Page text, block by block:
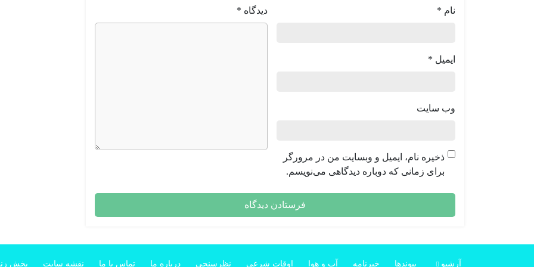
دیدگاه * نام *
ایمیل *
وب‌ سایت
ذخیره نام، ایمیل و وبسایت من در مرورگر
برای زمانی که دوباره دیدگاهی می‌نویسم.
آرشیو پیوندها خبرنامه آب و هوا اوقات شرعی نظرسنجی درباره ما تماس با ما نقشه سایت پخش